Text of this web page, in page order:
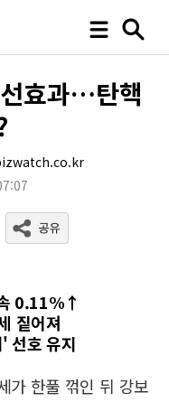
효과…탄핵
0.11%↑
짙어져
선호 유지
가 한풀 꺾인 뒤 강보